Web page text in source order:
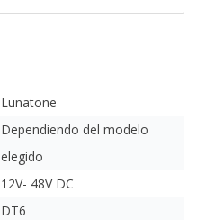
Lunatone
Dependiendo del modelo
elegido
12V- 48V DC
DT6